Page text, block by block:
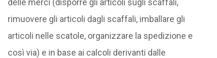
delle merci (disporre gli articoli sugli scaffali,
rimuovere gli articoli dagli scaffali, imballare gli
articoli nelle scatole, organizzare la spedizione e
così via) e in base ai calcoli derivanti dalle